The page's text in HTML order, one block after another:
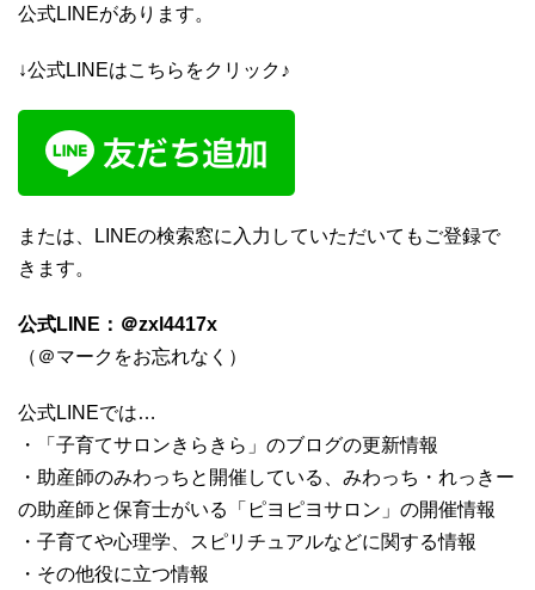
公式LINEがあります。
↓公式LINEはこちらをクリック♪
または、LINEの検索窓に入力していただいてもご登録で
きます。
公式LINE：＠zxl4417x
（＠マークをお忘れなく）
公式LINEでは…
・「子育てサロンきらきら」のブログの更新情報
・助産師のみわっちと開催している、みわっち・れっきー
の助産師と保育士がいる「ピヨピヨサロン」の開催情報
・子育てや心理学、スピリチュアルなどに関する情報
・その他役に立つ情報